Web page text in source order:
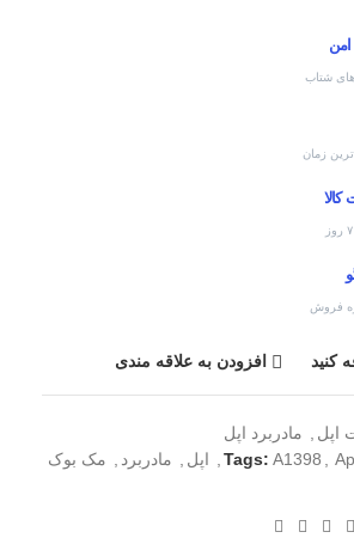
امن
شتاب
زمان
فروش
کنید افزودن به علاقه مندی
اپل
مادربرد اپل
Tags: A1398 اپل مادربرد
مک بوک